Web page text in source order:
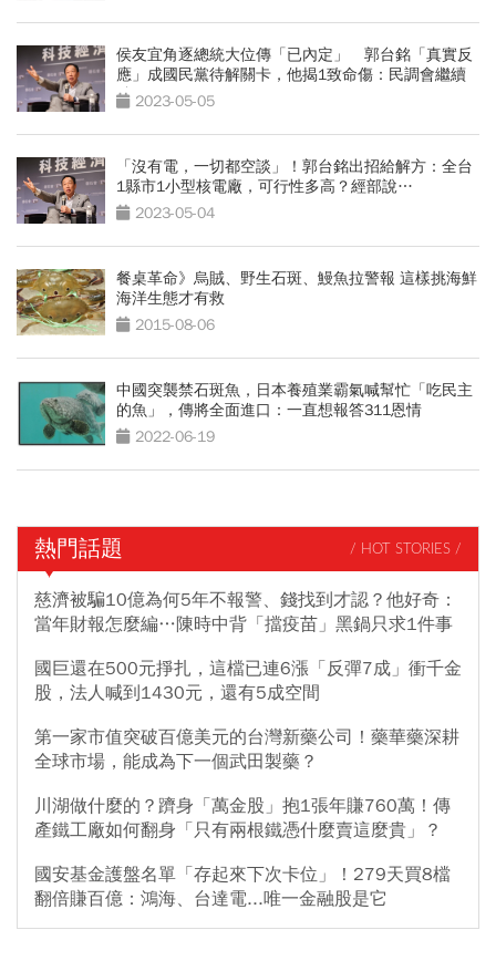
侯友宜角逐總統大位傳「已內定」 郭台銘「真實反
應」成國民黨待解關卡，他揭1致命傷：民調會繼續
跌 2023-05-05
「沒有電，一切都空談」！郭台銘出招給解方：全台
1縣市1小型核電廠，可行性多高？經部說…
2023-05-04
餐桌革命》烏賊、野生石斑、鰻魚拉警報 這樣挑海鮮
海洋生態才有救
2015-08-06
中國突襲禁石斑魚，日本養殖業霸氣喊幫忙「吃民主
的魚」，傳將全面進口：一直想報答311恩情
2022-06-19
熱門話題 / HOT STORIES /
慈濟被騙10億為何5年不報警、錢找到才認？他好奇：
當年財報怎麼編…陳時中背「擋疫苗」黑鍋只求1件事
國巨還在500元掙扎，這檔已連6漲「反彈7成」衝千金
股，法人喊到1430元，還有5成空間
第一家市值突破百億美元的台灣新藥公司！藥華藥深耕
全球市場，能成為下一個武田製藥？
川湖做什麼的？躋身「萬金股」抱1張年賺760萬！傳
產鐵工廠如何翻身「只有兩根鐵憑什麼賣這麼貴」？
國安基金護盤名單「存起來下次卡位」！279天買8檔
翻倍賺百億：鴻海、台達電...唯一金融股是它